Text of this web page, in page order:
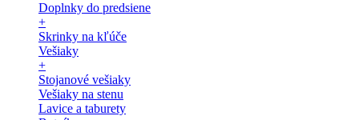
Doplnky do predsiene
+
Skrinky na kľúče
Vešiaky
+
Stojanové vešiaky
Vešiaky na stenu
Lavice a taburety